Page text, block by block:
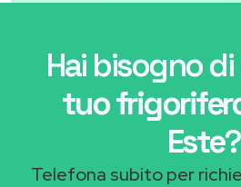
Hai bisogno
tuo
Este?
Telefona subito per